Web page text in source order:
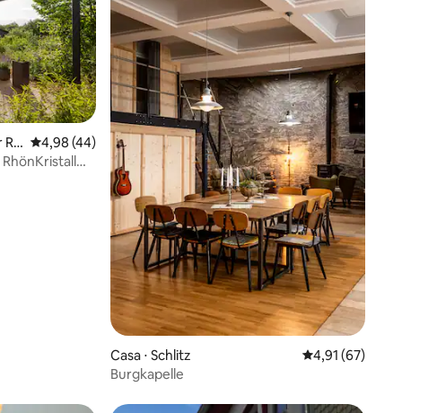
Rh 4,98 de uma avaliação média de 5, 44 avaliações
4,98 (44)
Casa ⋅ Schlitz 4,91 de uma
4,91 (67)
Burgkapelle